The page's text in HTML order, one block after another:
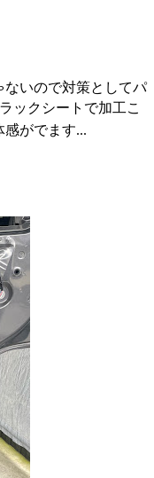
ないので対策としてパ
ックシートで加工こ
がでます...